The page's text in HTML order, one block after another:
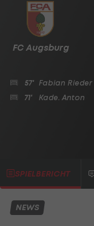
FC Augsburg
57' Fabian Rieder
71'
Kade. Anton
SPIELBERICHT
NEWS